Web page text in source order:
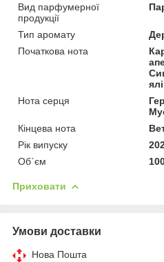
Вид парфумерної
продукції
Тип аромату
Початкова нота
Нота серця
Кінцева нота
Рік випуску
Об`єм
Приховати
Умови доставки
Нова Пошта